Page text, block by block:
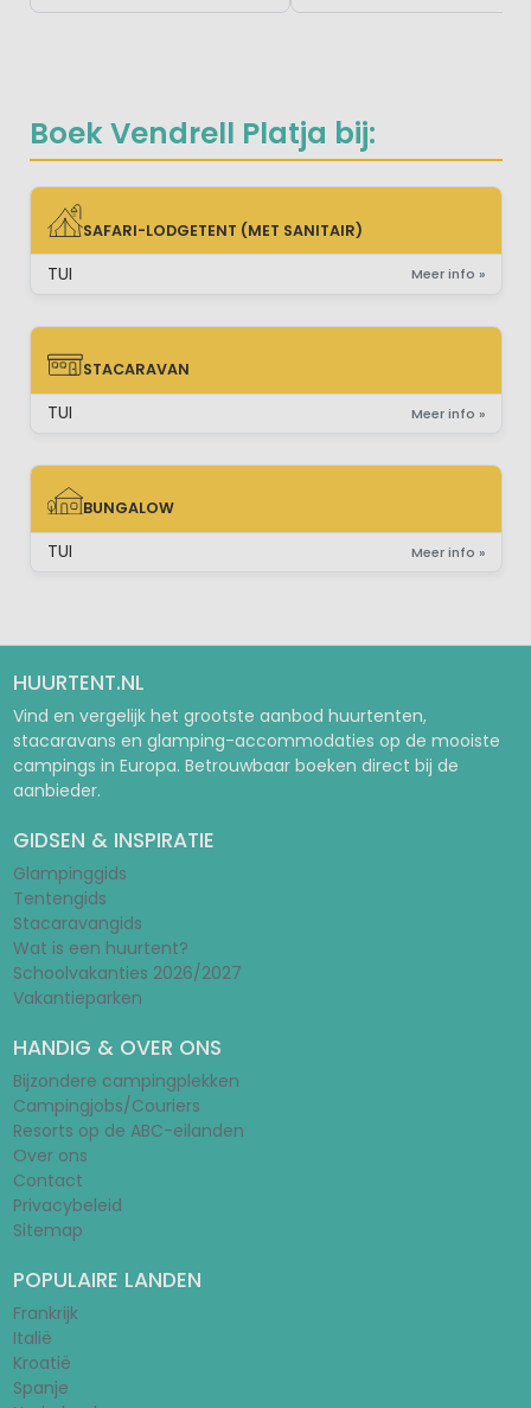
Boek Vendrell Platja bij:
SAFARI-LODGETENT (MET SANITAIR)
SAFARI-LODGETENT (MET SANITAIR)
TUI Meer info »
STACARAVAN
STACARAVAN
TUI Meer info »
BUNGALOW
BUNGALOW
TUI Meer info »
HUURTENT.NL
Vind en vergelijk het grootste aanbod huurtenten,
stacaravans en glamping-accommodaties op de mooiste
campings in Europa. Betrouwbaar boeken direct bij de
aanbieder.
GIDSEN & INSPIRATIE
Glampinggids
Tentengids
Stacaravangids
Wat is een huurtent?
Schoolvakanties 2026/2027
Vakantieparken
HANDIG & OVER ONS
Bijzondere campingplekken
Campingjobs/Couriers
Resorts op de ABC-eilanden
Over ons
Contact
Privacybeleid
Sitemap
POPULAIRE LANDEN
Frankrijk
Italië
Kroatië
Spanje